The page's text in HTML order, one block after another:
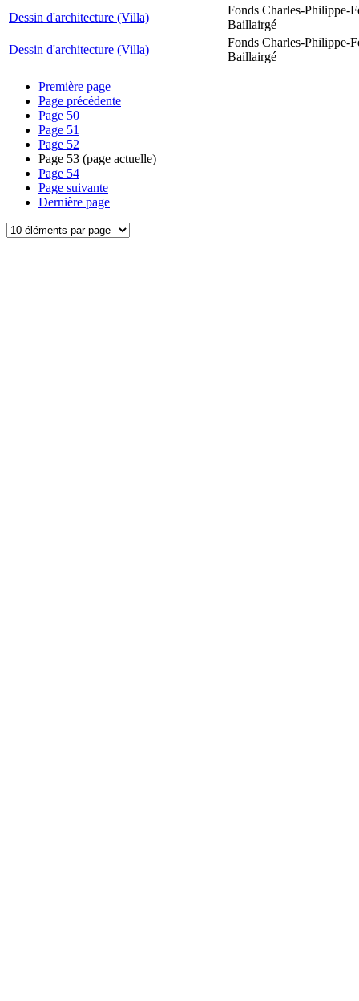
Dessin d'architecture (Villa)
Fonds Charles-Philippe-
Baillairgé
Dessin d'architecture (Villa)
Fonds Charles-Philippe-
Baillairgé
Première page
Page précédente
Page 50
Page 51
Page 52
Page 53 (page actuelle)
Page 54
Page suivante
Dernière page